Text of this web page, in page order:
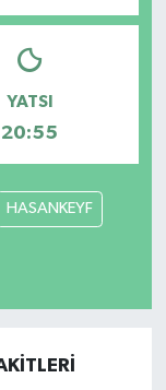
YATSI
20:55
HASANKEYF